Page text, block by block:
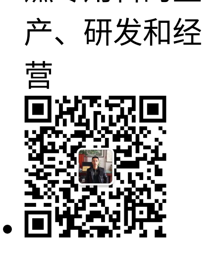
产、研发和经
营